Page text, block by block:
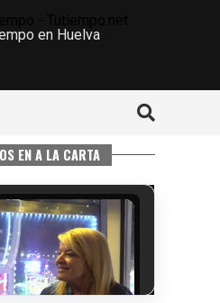
en Huelva
EN A LA CARTA